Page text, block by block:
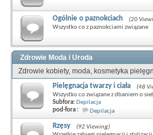
Ogólnie o paznokciach
(20
Wszystko co z paznokciami związane
Zdrowie Moda i Uroda
Zdrowie kobiety, moda, kosmetyka
Pielęgnacja twarzy i ciała
(48
Wszystko co związane z dbaniem o
Subfora: Depilacja
pod-fora :
Depilacja
Rzęsy
(92 Viewing)